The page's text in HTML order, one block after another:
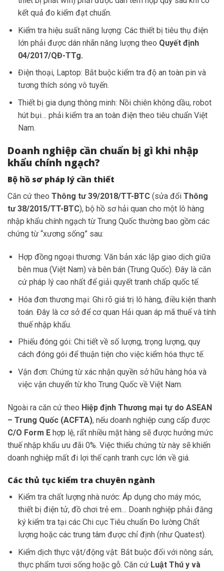
kết quả đo kiểm đạt chuẩn.
Kiểm tra hiệu suất năng lượng: Các thiết bị tiêu thụ điện
lớn phải được dán nhãn năng lượng theo Quyết định
04/2017/QĐ-TTg.
Điện thoại, Laptop: Bắt buộc kiểm tra độ an toàn pin và
tương thích sóng vô tuyến.
Thiết bị gia dụng thông minh: Nồi chiên không dầu, robot
hút bụi… phải kiểm tra an toàn điện theo tiêu chuẩn Việt
Nam.
Doanh nghiệp cần chuẩn bị gì khi nhập
khẩu chính ngạch?
Bộ hồ sơ pháp lý cần thiết
Căn cứ theo Thông tư 39/2018/TT-BTC (sửa đổi Thông
tư 38/2015/TT-BTC), bộ hồ sơ hải quan cho một lô hàng
nhập khẩu chính ngạch từ Trung Quốc thường bao gồm các
chứng từ “xương sống” sau:
Hợp đồng ngoại thương: Văn bản xác lập giao dịch giữa
bên mua (Việt Nam) và bên bán (Trung Quốc). Đây là căn
cứ pháp lý cao nhất để giải quyết tranh chấp quốc tế.
Hóa đơn thương mại: Ghi rõ giá trị lô hàng, điều kiện thanh
toán. Đây là cơ sở để cơ quan Hải quan áp mã thuế và tính
thuế nhập khẩu.
Phiếu đóng gói: Chi tiết về số lượng, trọng lượng, quy
cách đóng gói để thuận tiện cho việc kiểm hóa thực tế.
Vận đơn: Chứng từ xác nhận quyền sở hữu hàng hóa và
việc vận chuyển từ kho Trung Quốc về Việt Nam.
Ngoài ra căn cứ theo Hiệp định Thương mại tự do ASEAN
– Trung Quốc (ACFTA), nếu doanh nghiệp cung cấp được
C/O Form E hợp lệ, rất nhiều mặt hàng sẽ được hưởng mức
thuế nhập khẩu ưu đãi 0%. Việc thiếu chứng từ này sẽ khiến
doanh nghiệp mất đi lợi thế cạnh tranh cực lớn về giá.
Các thủ tục kiểm tra chuyên ngành
Kiểm tra chất lượng nhà nước: Áp dụng cho máy móc,
thiết bị điện tử, đồ chơi trẻ em… Doanh nghiệp phải đăng
ký kiểm tra tại các Chi cục Tiêu chuẩn Đo lường Chất
lượng hoặc các trung tâm được chỉ định (như Quatest).
Kiểm dịch thực vật/động vật: Bắt buộc đối với nông sản,
thực phẩm tươi sống hoặc gỗ. Căn cứ Luật Thú y và